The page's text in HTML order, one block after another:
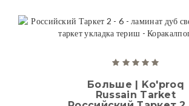
Больше | Ko'proq
Russain Tarket